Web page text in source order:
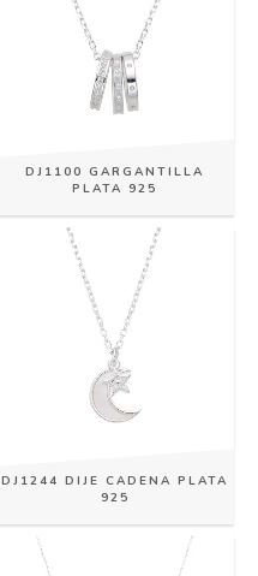
DJ1100 GARGANTILLA
PLATA 925
DJ1244 DIJE CADENA PLATA
925